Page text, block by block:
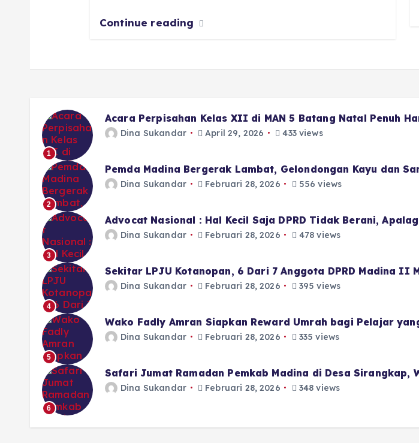
Continue reading
1
Acara Perpisahan Kelas XII di MAN 5 Batang Natal Penuh
Dina Sukandar April 29, 2026 433 views
2
Pemda Madina Bergerak Lambat, Gelondongan Kayu dan
Dina Sukandar Februari 28, 2026 556 views
3
Advocat Nasional : Hal Kecil Saja DPRD Tidak Berani,
Dina Sukandar Februari 28, 2026 478 views
4
Sekitar LPJU Kotanopan, 6 Dari 7 Anggota DPRD Madina II
Dina Sukandar Februari 28, 2026 395 views
5
Wako Fadly Amran Siapkan Reward Umrah bagi Pelajar
Dina Sukandar Februari 28, 2026 335 views
6
Safari Jumat Ramadan Pemkab Madina di Desa
Dina Sukandar Februari 28, 2026 348 views